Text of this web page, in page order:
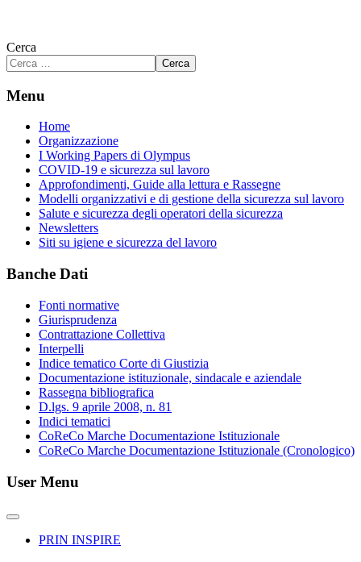
Cerca
Cerca
Menu
Home
Organizzazione
I Working Papers di Olympus
COVID-19 e sicurezza sul lavoro
Approfondimenti, Guide alla lettura e Rassegne
Modelli organizzativi e di gestione della sicurezza sul lavoro
Salute e sicurezza degli operatori della sicurezza
Newsletters
Siti su igiene e sicurezza del lavoro
Banche Dati
Fonti normative
Giurisprudenza
Contrattazione Collettiva
Interpelli
Indice tematico Corte di Giustizia
Documentazione istituzionale, sindacale e aziendale
Rassegna bibliografica
D.lgs. 9 aprile 2008, n. 81
Indici tematici
CoReCo Marche Documentazione Istituzionale
CoReCo Marche Documentazione Istituzionale (Cronologico)
User Menu
PRIN INSPIRE